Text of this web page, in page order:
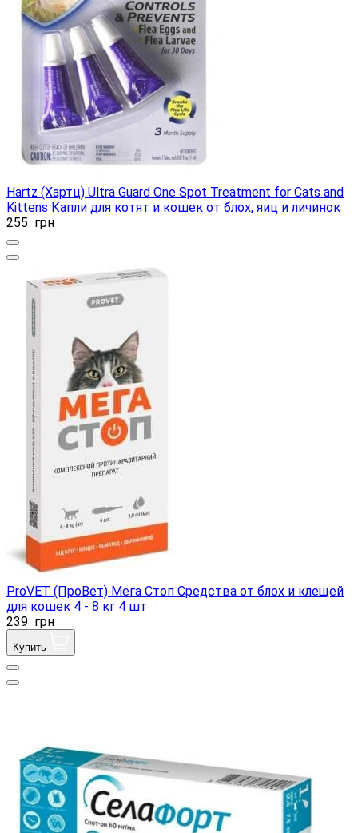
Hartz (Хартц) Ultra Guard One Spot Treatment for Cats and
Kittens Капли для котят и кошек от блох, яиц и личинок
255 грн
ProVET (ПроВет) Мега Стоп Средства от блох и клещей
для кошек 4 - 8 кг 4 шт
239 грн
Купить